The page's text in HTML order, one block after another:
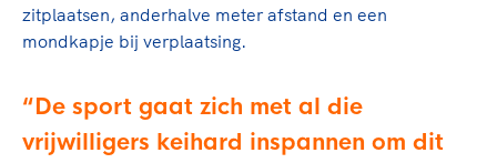
zitplaatsen, anderhalve meter afstand en een
mondkapje bij verplaatsing.
De sport gaat zich met al die
vrijwilligers keihard inspannen om dit